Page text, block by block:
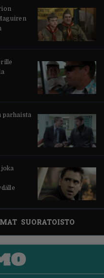
parhaista
SUORATOISTO